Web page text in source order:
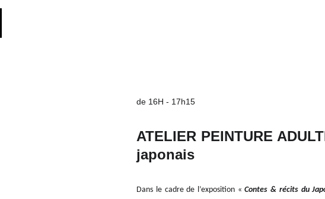
de 16H - 17h15
ATELIER PEINTURE
japonais
Dans le cadre de l’exposition «Contes & récits du